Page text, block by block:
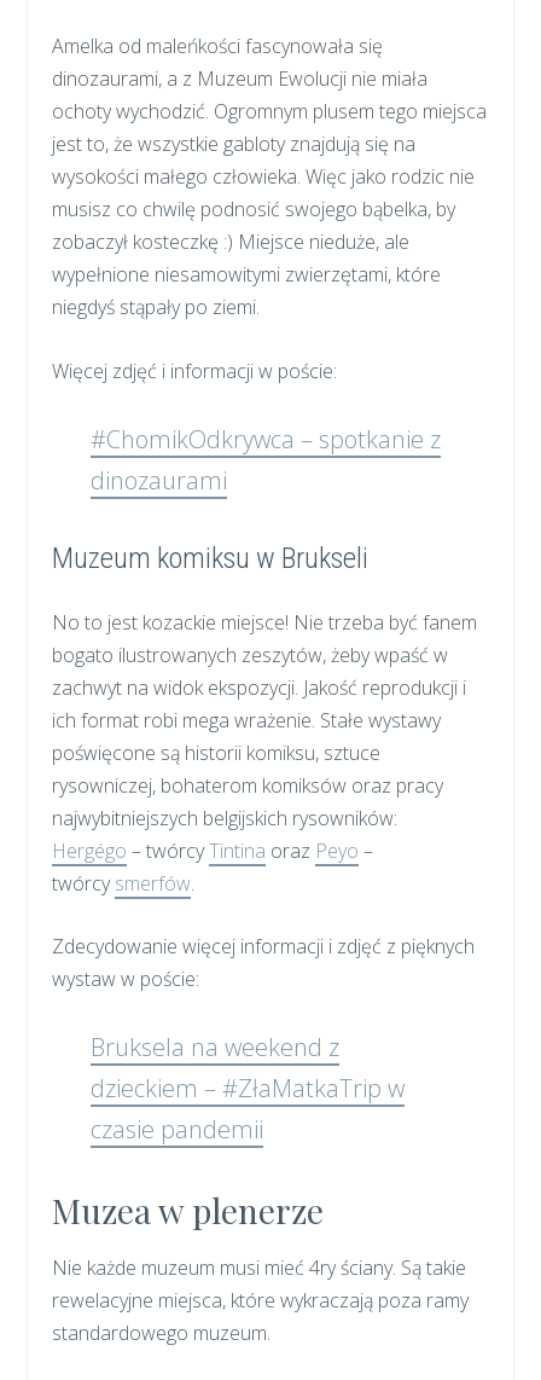
Amelka od maleńkości fascynowała się
dinozaurami, a z Muzeum Ewolucji nie miała
ochoty wychodzić. Ogromnym plusem tego miejsca
jest to, że wszystkie gabloty znajdują się na
wysokości małego człowieka. Więc jako rodzic nie
musisz co chwilę podnosić swojego bąbelka, by
zobaczył kosteczkę :) Miejsce nieduże, ale
wypełnione niesamowitymi zwierzętami, które
niegdyś stąpały po ziemi.
Więcej zdjęć i informacji w poście:
#ChomikOdkrywca – spotkanie z
dinozaurami
Muzeum komiksu w Brukseli
No to jest kozackie miejsce! Nie trzeba być fanem
bogato ilustrowanych zeszytów, żeby wpaść w
zachwyt na widok ekspozycji. Jakość reprodukcji i
ich format robi mega wrażenie. Stałe wystawy
poświęcone są historii komiksu, sztuce
rysowniczej, bohaterom komiksów oraz pracy
najwybitniejszych belgijskich rysowników:
Hergégo – twórcyTintina oraz Peyo –
twórcysmerfów.
Zdecydowanie więcej informacji i zdjęć z pięknych
wystaw w poście:
Bruksela na weekend z
dzieckiem – #ZłaMatkaTrip w
czasie pandemii
Muzea w plenerze
Nie każde muzeum musi mieć 4ry ściany. Są takie
rewelacyjne miejsca, które wykraczają poza ramy
standardowego muzeum.